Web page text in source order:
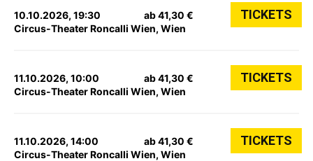
10.10.2026, 19:30
Circus-Theater Roncalli Wien, Wien
ab 41,30 € TICKETS
11.10.2026, 10:00
Circus-Theater Roncalli Wien, Wien
ab 41,30 € TICKETS
11.10.2026, 14:00
Circus-Theater Roncalli Wien, Wien
ab 41,30 € TICKETS